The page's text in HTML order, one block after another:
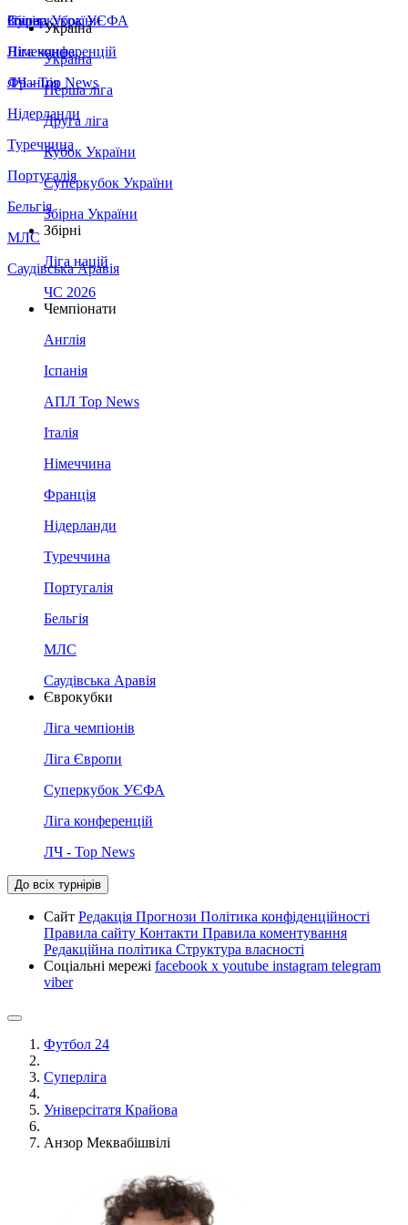
Збірна України
Італія
Німеччина
Франція
Нідерланди
Туреччина
Португалія
Бельгія
МЛС
Саудівська Аравія
Суперкубок УЄФА
Ліга конференцій
ЛЧ - Top News
Україна
Україна
Перша ліга
Друга ліга
Кубок України
Суперкубок України
Збірна України
Збірні
Ліга націй
ЧС 2026
Чемпіонати
Англія
Іспанія
АПЛ Top News
Італія
Німеччина
Франція
Нідерланди
Туреччина
Португалія
Бельгія
МЛС
Саудівська Аравія
Єврокубки
Ліга чемпіонів
Ліга Європи
Суперкубок УЄФА
Ліга конференцій
ЛЧ - Top News
До всіх турнірів
Сайт Редакція Прогнози Політика конфіденційності
Правила сайту Контакти Правила коментування
Редакційна політика Структура власності
Соціальні мережі facebook x youtube instagram telegram
viber
Футбол 24
Суперліга
Універсітатя Крайова
Анзор Меквабішвілі